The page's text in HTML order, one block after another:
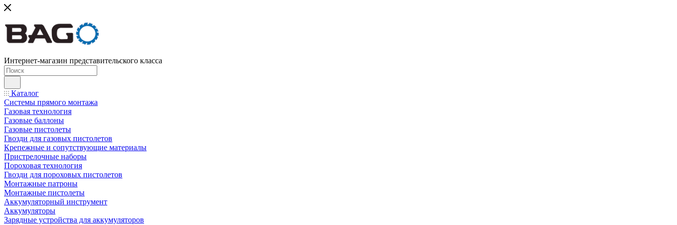
Интернет-магазин представительского класса
Каталог
Системы прямого монтажа
Газовая технология
Газовые баллоны
Газовые пистолеты
Гвозди для газовых пистолетов
Крепежные и сопутствующие материалы
Пристрелочные наборы
Пороховая технология
Гвозди для пороховых пистолетов
Монтажные патроны
Монтажные пистолеты
Аккумуляторный инструмент
Аккумуляторы
Зарядные устройства для аккумуляторов